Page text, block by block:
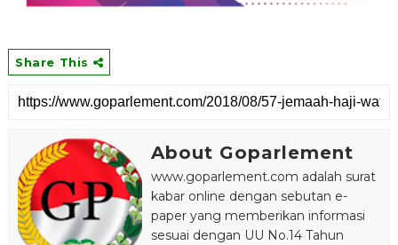
Share This
About Goparlement
www.goparlement.com adalah surat
kabar online dengan sebutan e-
paper yang memberikan informasi
sesuai dengan UU No.14 Tahun